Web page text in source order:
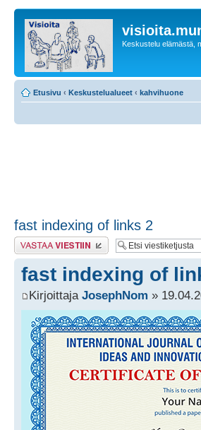
Keskustelu elämästä,
Etusivu ‹ Keskustelualueet ‹ kahvihuone
fast indexing of links 2
Lähetä vastaus
fast indexing of
Kirjoittaja JosephNom »